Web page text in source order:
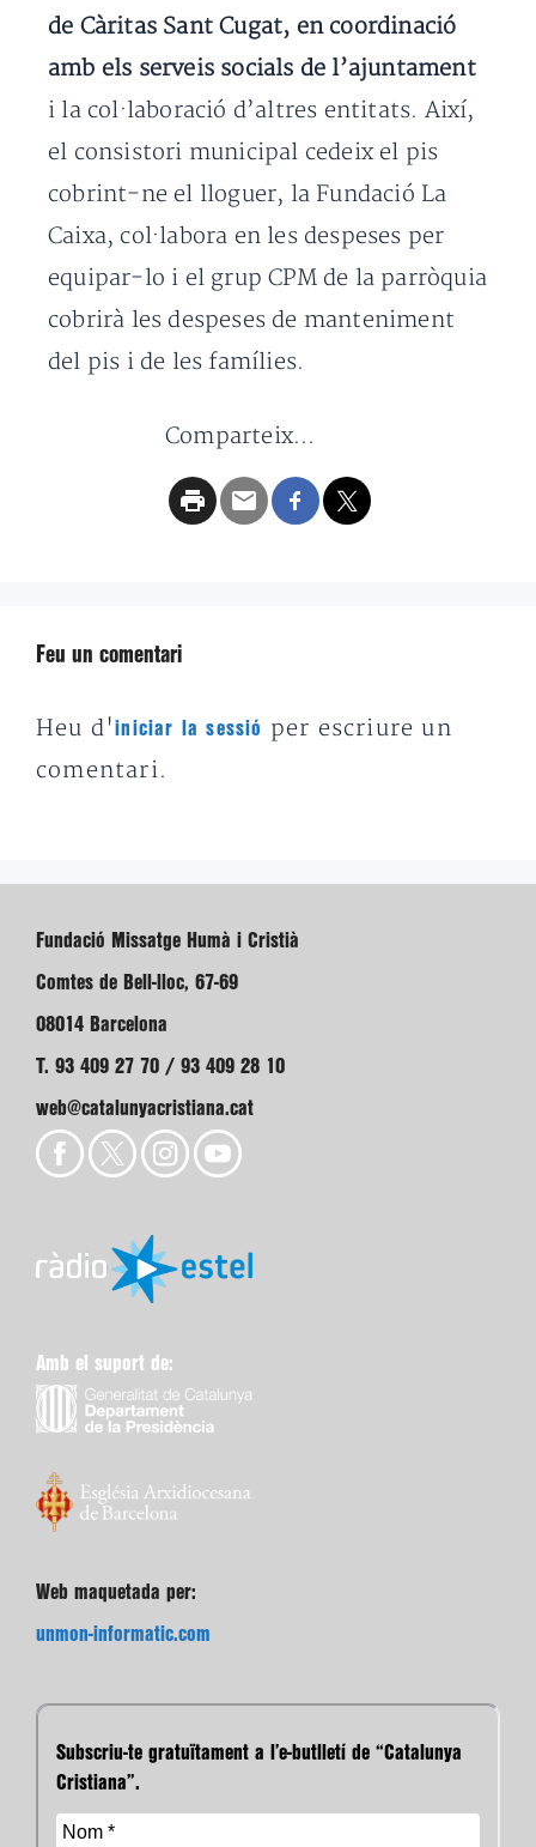
de Càritas Sant Cugat, en coordinació
amb els serveis socials de l’ajuntament
i la col·laboració d’altres entitats. Així,
el consistori municipal cedeix el pis
cobrint-ne el lloguer, la Fundació La
Caixa, col·labora en les despeses per
equipar-lo i el grup CPM de la parròquia
cobrirà les despeses de manteniment
del pis i de les famílies.
Comparteix...
Feu un comentari
Heu d'iniciar la sessió
per escriure un
comentari.
Fundació Missatge Humà i Cristià
Comtes de Bell-lloc, 67-69
08014 Barcelona
T. 93 409 27 70 / 93 409 28 10
web@catalunyacristiana.cat
Amb el suport de:
Web maquetada per:
unmon-informatic.com
Subscriu-te gratuïtament a l’e-butlletí de “Catalunya
Cristiana”.